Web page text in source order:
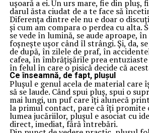
ușoară a ei. Un urs mare, fie din pluș,
darul ăsta ciudat de a te face să
Diferența dintre ele nu e doar o
și cum am compara o perdea cu alta.
se vede în lumină, se aude aproape,
foșnește ușor când îl strângi. Și, da,
de după, în zilele de praf, în
cafea, în îmbrățișările prea
în felul în care o pisică decide că
Ce înseamnă, de fapt, plușul
Plușul e genul acela de material care
să se laude. Când spui pluș, spui o
mai lungi, un puf care îți alunecă
la primul contact, pare că îți promite
lumea jucăriilor, plușul e asociat cu
direct, imediat, fără întrebări.